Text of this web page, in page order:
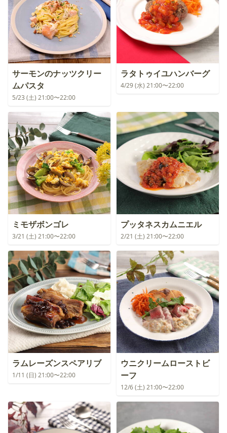
サーモンのナッツクリー
ムパスタ
5/23 (土) 21:00〜22:00
ラタトゥイユハンバーグ
4/29 (水) 21:00〜22:00
ミモザボンゴレ
3/21 (土) 21:00〜22:00
プッタネスカムニエル
2/21 (土) 21:00〜22:00
ラムレーズンスペアリブ
1/11 (日) 21:00〜22:00
ウニクリームローストビ
ーフ
12/6 (土) 21:00〜22:00